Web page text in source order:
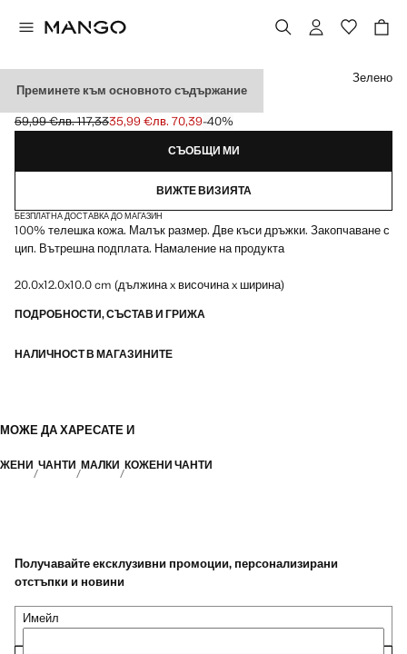
Преминете към основното съдържание
КОЖЕНА РЪЧНА ЧАНТА
Задраскана първоначална цена [59,99 € лв. 117,33]
59,99 €лв. 117,33
Текуща цена [35,99 € лв. 70,39]
35,99 €лв. 70,39-40%
Изберете цвят
Зелено
СЪОБЩИ МИ
ВИЖТЕ ВИЗИЯТА
БЕЗПЛАТНА ДОСТАВКА ДО МАГАЗИН
100% телешка кожа. Малък размер. Две къси дръжки. Закопчаване с
цип. Вътрешна подплата. Намаление на продукта
20.0x12.0x10.0 cm (дължина x височина x ширина)
ПОДРОБНОСТИ, СЪСТАВ И ГРИЖА
НАЛИЧНОСТ В МАГАЗИНИТЕ
МОЖЕ ДА ХАРЕСАТЕ И
ЖЕНИ ЧАНТИ МАЛКИ КОЖЕНИ ЧАНТИ
Получавайте ексклузивни промоции, персонализирани
отстъпки и новини
Имейл